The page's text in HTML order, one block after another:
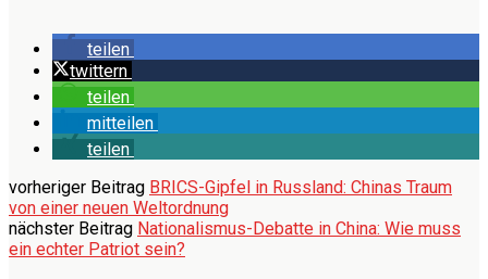
teilen
twittern
teilen
mitteilen
teilen
vorheriger Beitrag BRICS-Gipfel in Russland: Chinas Traum
von einer neuen Weltordnung
nächster Beitrag Nationalismus-Debatte in China: Wie muss
ein echter Patriot sein?